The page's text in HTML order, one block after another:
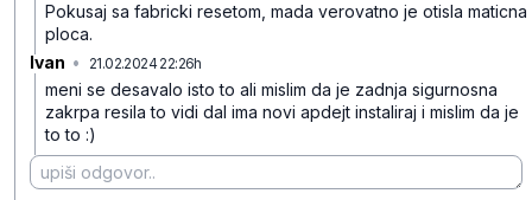
Pokusaj sa fabricki resetom, mada verovatno je otisla maticna
ploca.
Ivan • 21.02.2024 22:26h
meni se desavalo isto to ali mislim da je zadnja sigurnosna
zakrpa resila to vidi dal ima novi apdejt instaliraj i mislim da je
to to :)